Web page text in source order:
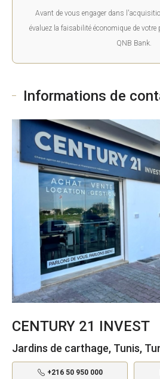
Avant de vous engager dans
évaluez la faisabilité économique de votre
QNB Bank.
Informations de
CENTURY 21 INVEST
Jardins de carthage, Tunis,
+216 50 950 000